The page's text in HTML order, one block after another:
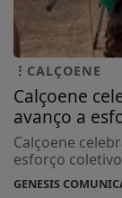
CALÇOENE
Calçoene
avanço a
Calçoene
esforço
GENESIS